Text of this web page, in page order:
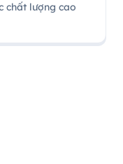
chất lượng cao